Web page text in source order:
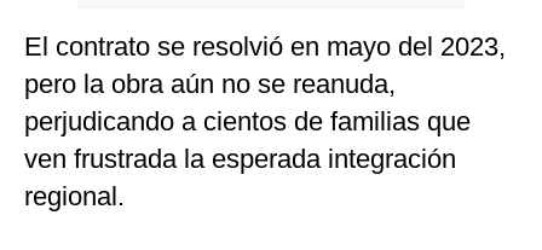
El contrato se resolvió en mayo del 2023,
pero la obra aún no se reanuda,
perjudicando a cientos de familias que
ven frustrada la esperada integración
regional.